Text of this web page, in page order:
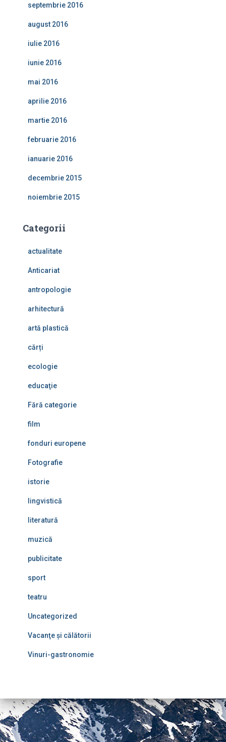
septembrie 2016
august 2016
iulie 2016
iunie 2016
mai 2016
aprilie 2016
martie 2016
februarie 2016
ianuarie 2016
decembrie 2015
noiembrie 2015
Categorii
actualitate
Anticariat
antropologie
arhitectură
artă plastică
cărți
ecologie
educaţie
Fără categorie
film
fonduri europene
Fotografie
istorie
lingvistică
literatură
muzică
publicitate
sport
teatru
Uncategorized
Vacanţe şi călătorii
Vinuri-gastronomie